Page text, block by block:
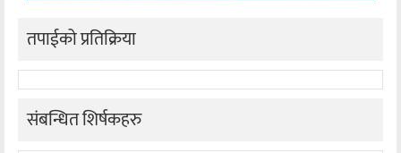
तपाईको प्रतिक्रिया
संबन्धित शिर्षकहरु